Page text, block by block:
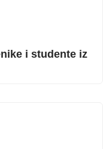
i studente iz